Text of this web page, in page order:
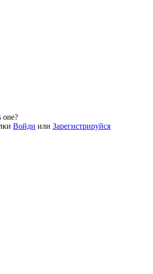
one?
Войди или Зарегистрируйся